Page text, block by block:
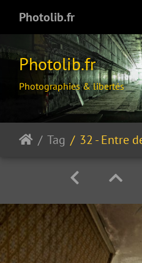
Photolib.fr
Photolib.fr
Photographies & libertés
Tag